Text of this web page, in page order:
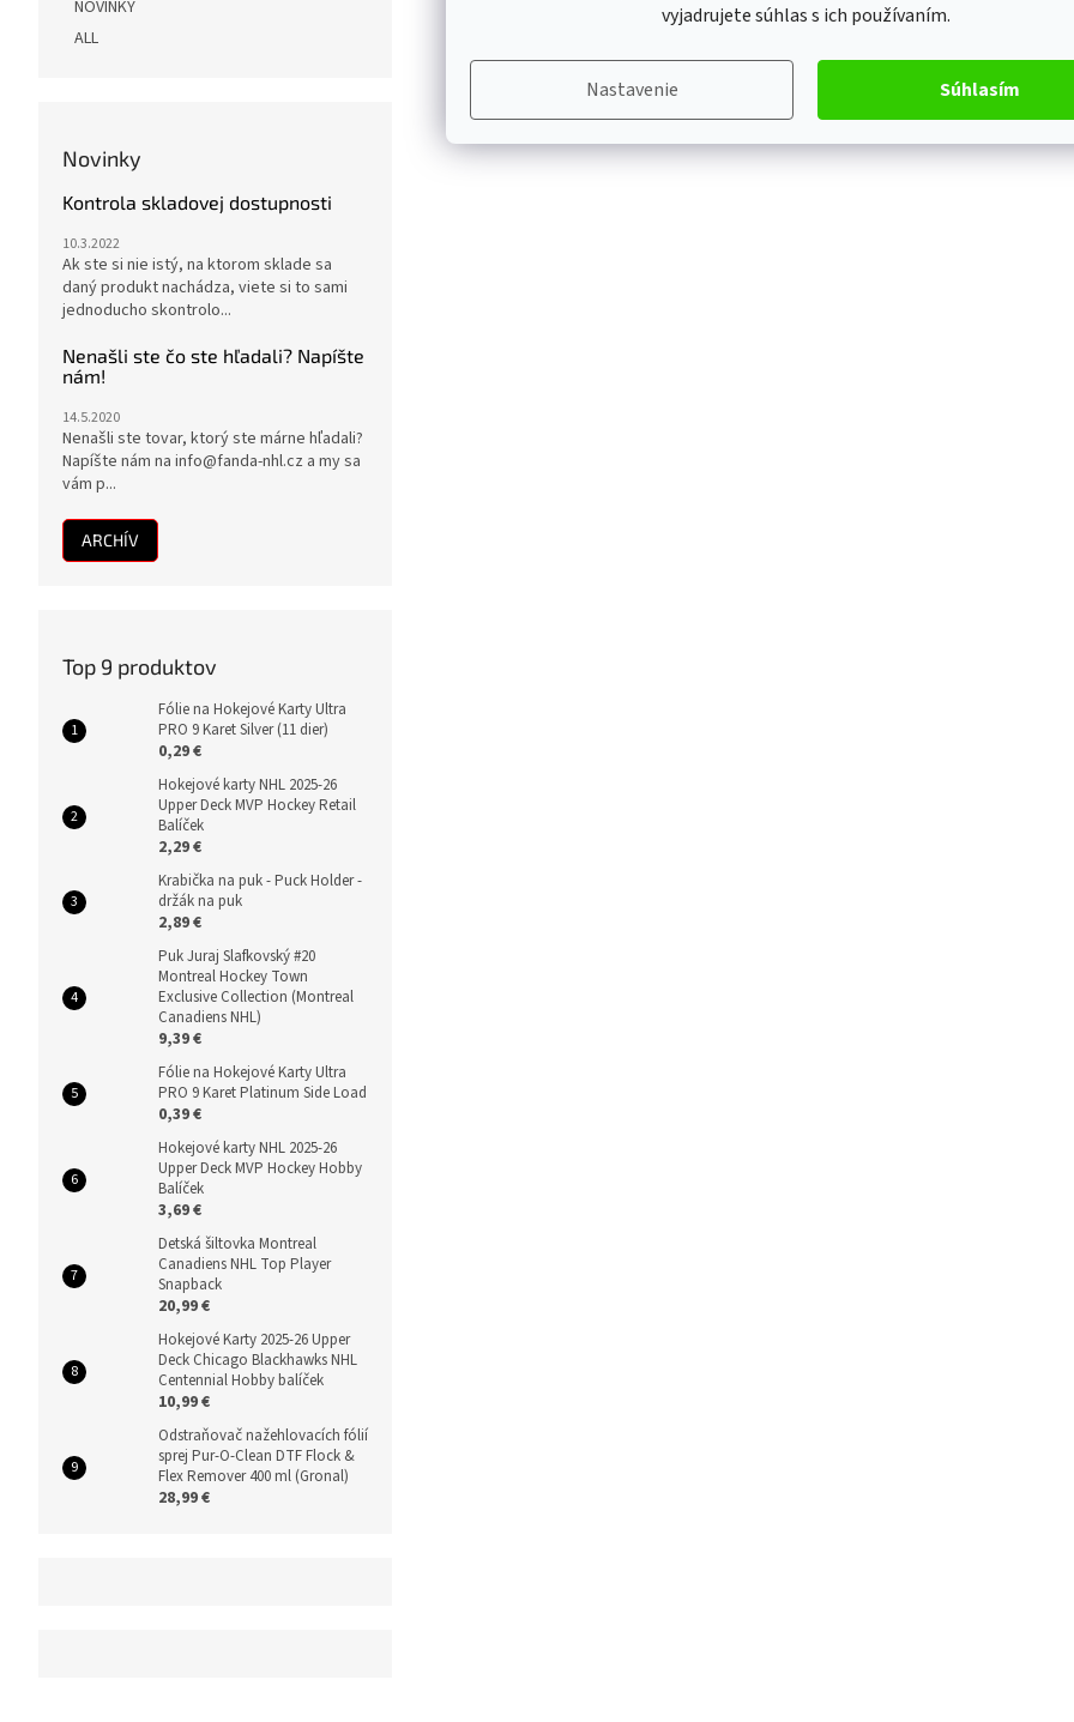
vyjadrujete súhlas s ich používaním.
Nastavenie Súhlasím
NOVINKY
ALL
Novinky
Kontrola skladovej dostupnosti
10.3.2022
Ak ste si nie istý, na ktorom sklade sa
daný produkt nachádza, viete si to sami
jednoducho skontrolo...
Nenašli ste čo ste hľadali? Napíšte
nám!
14.5.2020
Nenašli ste tovar, ktorý ste márne hľadali?
Napíšte nám na info@fanda-nhl.cz a my sa
vám p...
ARCHÍV
Top 9 produktov
Fólie na Hokejové Karty Ultra
PRO 9 Karet Silver (11 dier)
0,29 €
Hokejové karty NHL 2025-26
Upper Deck MVP Hockey Retail
Balíček
2,29 €
Krabička na puk - Puck Holder -
držák na puk
2,89 €
Puk Juraj Slafkovský #20
Montreal Hockey Town
Exclusive Collection (Montreal
Canadiens NHL)
9,39 €
Fólie na Hokejové Karty Ultra
PRO 9 Karet Platinum Side Load
0,39 €
Hokejové karty NHL 2025-26
Upper Deck MVP Hockey Hobby
Balíček
3,69 €
Detská šiltovka Montreal
Canadiens NHL Top Player
Snapback
20,99 €
Hokejové Karty 2025-26 Upper
Deck Chicago Blackhawks NHL
Centennial Hobby balíček
10,99 €
Odstraňovač nažehlovacích fólií
sprej Pur-O-Clean DTF Flock &
Flex Remover 400 ml (Gronal)
28,99 €